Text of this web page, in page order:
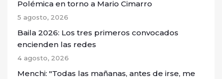
Polémica en torno a Mario Cimarro
5 agosto, 2026
Baila 2026: Los tres primeros convocados
encienden las redes
4 agosto, 2026
Menchi: "Todas las mañanas, antes de irse, me